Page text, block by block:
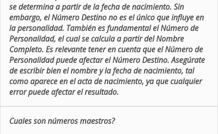
se determina a partir de la fecha de nacimiento. Sin
embargo, el Número Destino no es el único que influye en
la personalidad. También es fundamental el Número de
Personalidad, el cual se calcula a partir del Nombre
Completo. Es relevante tener en cuenta que el Número de
Personalidad puede afectar el Número Destino. Asegúrate
de escribir bien el nombre y la fecha de nacimiento, tal
como aparece en el acta de nacimiento, ya que cualquier
error puede afectar el resultado.
Cuales son números maestros?